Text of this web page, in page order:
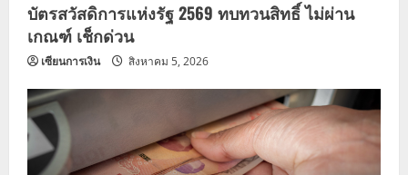
บัตรสวัสดิการแห่งรัฐ 2569 ทบทวนสิทธิ์ ไม่ผ่าน
เกณฑ์ เช็กด่วน
เซียนการเงิน สิงหาคม 5, 2026